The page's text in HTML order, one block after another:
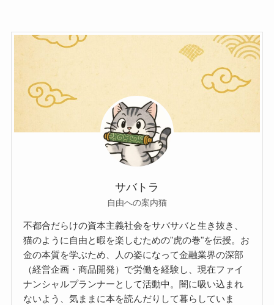
サバトラ
自由への案内猫
不都合だらけの資本主義社会をサバサバと生き抜き、
猫のように自由と暇を楽しむための"虎の巻"を伝授。お
金の本質を学ぶため、人の姿になって金融業界の深部
（経営企画・商品開発）で労働を経験し、現在ファイ
ナンシャルプランナーとして活動中。闇に吸い込まれ
ないよう、気ままに本を読んだりして暮らしていま